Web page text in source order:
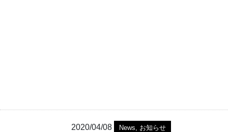
2020/04/08 News, お知らせ